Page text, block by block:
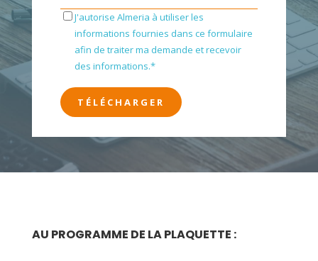
J'autorise Almeria à utiliser les
informations fournies dans ce formulaire
afin de traiter ma demande et recevoir
des informations.*
AU PROGRAMME DE LA PLAQUETTE :